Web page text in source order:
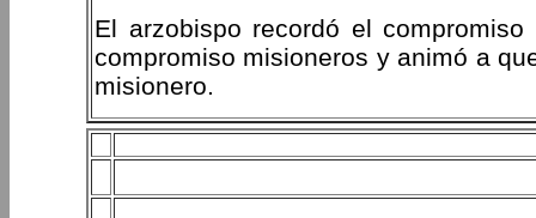
El arzobispo recordó el
compromiso misioneros y animó a
misionero.